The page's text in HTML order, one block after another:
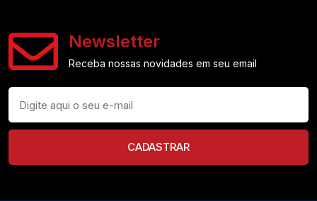
Newsletter
Receba nossas novidades em seu email
CADASTRAR